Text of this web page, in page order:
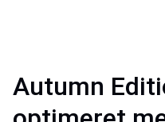
Autumn